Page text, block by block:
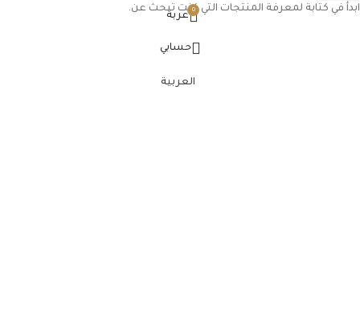
ابدأ في كتابة لمعرفة المنتجات التي كنت تبحث عن.
0
عربة
حسابي
العربية